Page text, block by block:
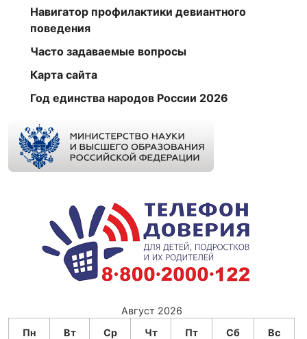
Навигатор профилактики девиантного
поведения
Часто задаваемые вопросы
Карта сайта
Год единства народов России 2026
Август 2026
Пн
Вт Ср Чт Пт Сб Вс